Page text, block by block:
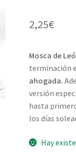
2,25€
Mosca de
terminación
ahogada.
versión
hasta
los días
Hay